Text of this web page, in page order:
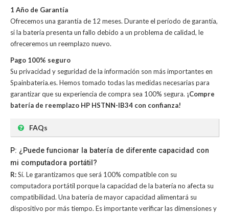
1 Año de Garantía
Ofrecemos una garantía de 12 meses. Durante el período de garantía,
si la batería presenta un fallo debido a un problema de calidad, le
ofreceremos un reemplazo nuevo.
Pago 100% seguro
Su privacidad y seguridad de la información son más importantes en
Spainbateria.es. Hemos tomado todas las medidas necesarias para
garantizar que su experiencia de compra sea 100% segura. ¡Compre
batería de reemplazo HP HSTNN-IB34 con confianza!
FAQs
P: ¿Puede funcionar la batería de diferente capacidad con
mi computadora portátil?
R:Sí. Le garantizamos que será 100% compatible con su
computadora portátil porque la capacidad de la batería no afecta su
compatibilidad. Una batería de mayor capacidad alimentará su
dispositivo por más tiempo. Es importante verificar las dimensiones y